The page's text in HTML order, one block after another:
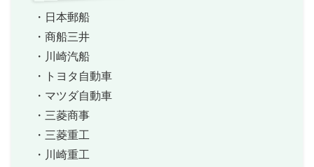
・日本郵船
・商船三井
・川崎汽船
・トヨタ自動車
・マツダ自動車
・三菱商事
・三菱重工
・川崎重工